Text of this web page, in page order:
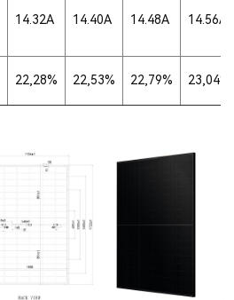
14.32A 14.40A 14.48A 14.56A
22,28% 22,53% 22,79% 23,04%